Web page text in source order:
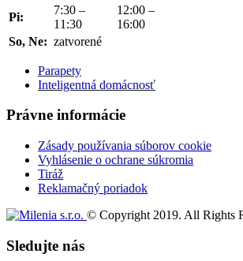
Pi:
7:30 –
11:30
12:00 –
16:00
So, Ne: zatvorené
Parapety
Inteligentná domácnosť
Právne informácie
Zásady používania súborov cookie
Vyhlásenie o ochrane súkromia
Tiráž
Reklamačný poriadok
© Copyright 2019. All Rights
Sledujte nás